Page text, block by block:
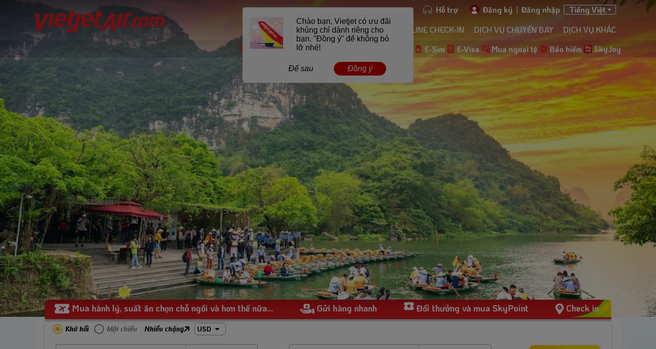
Hỗ trợ Đăng ký | Đăng nhập
Tiếng Việt
CHUYẾN BAY CỦA TÔI
ONLINE CHECK-IN DỊCH VỤ CHUYẾN BAY
DỊCH VỤ KHÁC
Đặt vé
Skyshop E-Sim E-Visa Mua ngoại tệ Bảo hiểm SkyJoy
Mua hành lý, suất ăn chọn chỗ ngồi và hơn thế nữa... Gửi hàng nhanh Đổi thưởng và mua SkyPoint Check in
Khứ hồi Một chiều Nhiều chặng USD